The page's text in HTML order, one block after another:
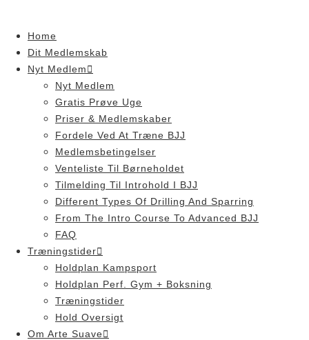
contentHome
Dit Medlemskab
Nyt Medlem
Nyt Medlem
Gratis Prøve Uge
Priser & Medlemskaber
Fordele Ved At Træne BJJ
Medlemsbetingelser
Venteliste Til Børneholdet
Tilmelding Til Introhold I BJJ
Different Types Of Drilling And Sparring
From The Intro Course To Advanced BJJ
FAQ
Træningstider
Holdplan Kampsport
Holdplan Perf. Gym + Boksning
Træningstider
Hold Oversigt
Om Arte Suave